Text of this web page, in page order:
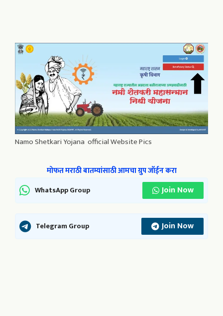
Namo Shetkari Yojana official Website Pics
मोफत मराठी बातम्यांसाठी आमचा ग्रुप जॉईन करा
WhatsApp Group Join Now
Telegram Group Join Now